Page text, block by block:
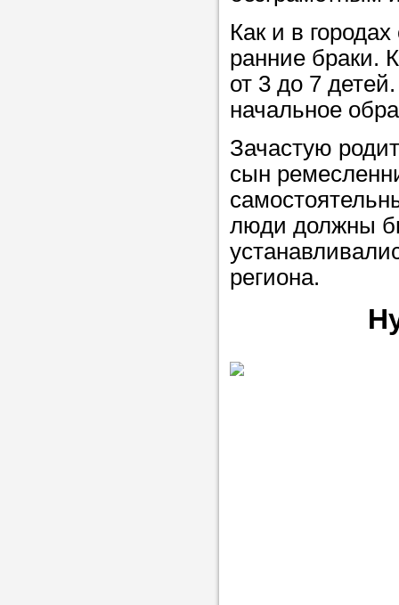
Как и в
ранние браки.
от 3 до 7
начальное
Зачастую
сын
люди должны
региона.